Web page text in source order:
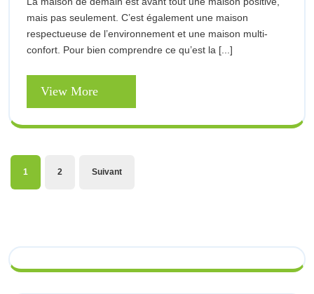
?
Demain,
Une
Maison
Durable
mais pas seulement. C’est également une maison
respectueuse de l’environnement et une maison multi-
confort. Pour bien comprendre ce qu’est la [...]
View More
More
Pagination
des
1 2 Suivant